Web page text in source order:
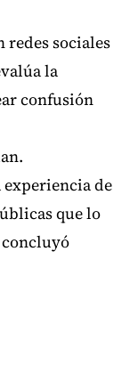
sociales
la
confusión
experiencia de
que lo
concluyó